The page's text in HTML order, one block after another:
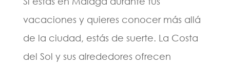
vacaciones y quieres conocer más allá
de la ciudad, estás de suerte. La Costa
del Sol y sus alrededores ofrecen